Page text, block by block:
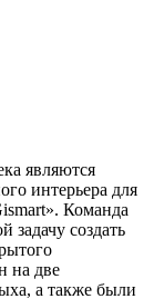
являются
интерьера для
Команда
задачу создать
на две
а также были